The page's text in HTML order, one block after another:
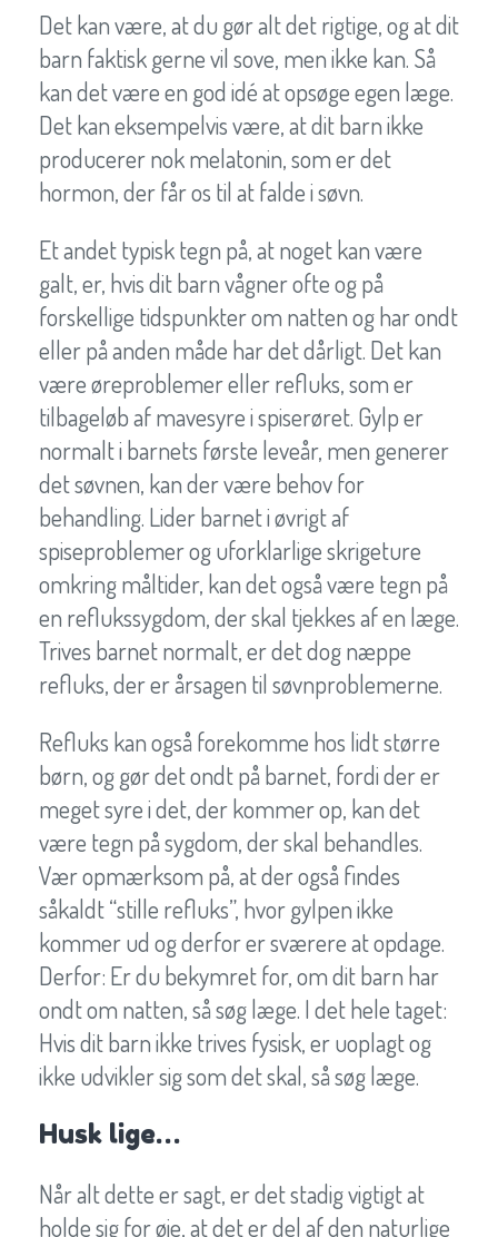
Det kan være, at du gør alt det rigtige, og at dit
barn faktisk gerne vil sove, men ikke kan. Så
kan det være en god idé at opsøge egen læge.
Det kan eksempelvis være, at dit barn ikke
producerer nok melatonin, som er det
hormon, der får os til at falde i søvn.
Et andet typisk tegn på, at noget kan være
galt, er, hvis dit barn vågner ofte og på
forskellige tidspunkter om natten og har ondt
eller på anden måde har det dårligt. Det kan
være øreproblemer eller refluks, som er
tilbageløb af mavesyre i spiserøret. Gylp er
normalt i barnets første leveår, men generer
det søvnen, kan der være behov for
behandling. Lider barnet i øvrigt af
spiseproblemer og uforklarlige skrigeture
omkring måltider, kan det også være tegn på
en reflukssygdom, der skal tjekkes af en læge.
Trives barnet normalt, er det dog næppe
refluks, der er årsagen til søvnproblemerne.
Refluks kan også forekomme hos lidt større
børn, og gør det ondt på barnet, fordi der er
meget syre i det, der kommer op, kan det
være tegn på sygdom, der skal behandles.
Vær opmærksom på, at der også findes
såkaldt “stille refluks”, hvor gylpen ikke
kommer ud og derfor er sværere at opdage.
Derfor: Er du bekymret for, om dit barn har
ondt om natten, så søg læge. I det hele taget:
Hvis dit barn ikke trives fysisk, er uoplagt og
ikke udvikler sig som det skal, så søg læge.
Husk lige…
Når alt dette er sagt, er det stadig vigtigt at
holde sig for øje, at det er del af den naturlige